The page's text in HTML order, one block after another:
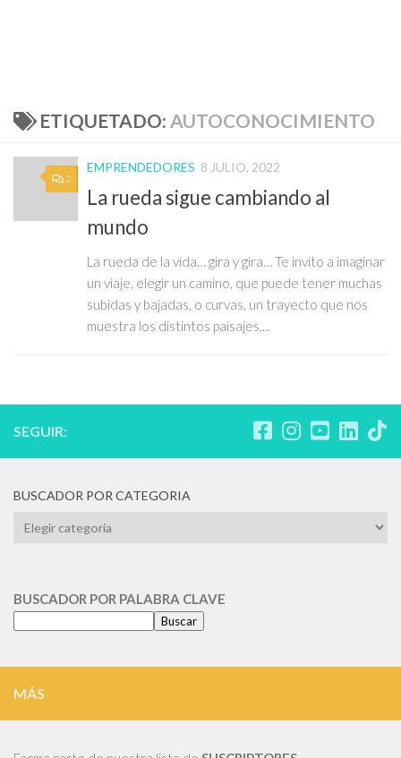
ETIQUETADO: AUTOCONOCIMIENTO
2
EMPRENDEDORES 8 JULIO, 2022
La rueda sigue cambiando al
mundo
La rueda de la vida… gira y gira… Te invito a imaginar
un viaje, elegir un camino, que puede tener muchas
subidas y bajadas, o curvas, un trayecto que nos
muestra los distintos paisajes,...
SEGUIR:
BUSCADOR POR CATEGORIA
BUSCADOR
BUSCADOR POR PALABRA CLAVE
Buscar
MÁS